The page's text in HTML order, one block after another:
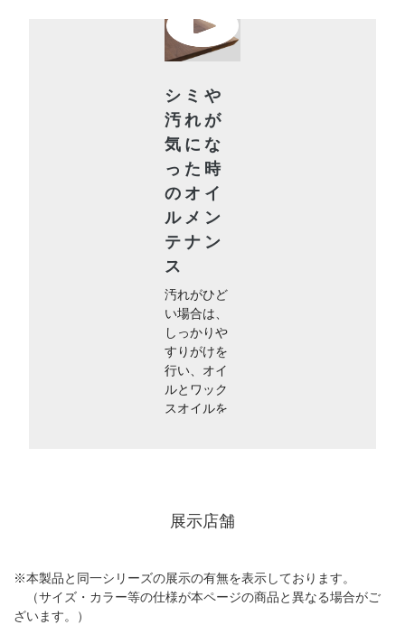
シミや
汚れが
気にな
った時
のオイ
ルメン
テナン
ス
汚れがひど
い場合は、
しっかりや
すりがけを
行い、オイ
ルとワック
スオイルを
展示店舗
※本製品と同一シリーズの展示の有無を表示しております。
（サイズ・カラー等の仕様が本ページの商品と異なる場合がご
ざいます。）